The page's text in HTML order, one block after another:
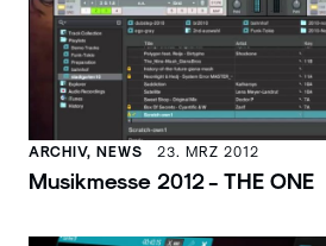
ARCHIV, NEWS 23. MRZ 2012
Musikmesse 2012 - THE ONE